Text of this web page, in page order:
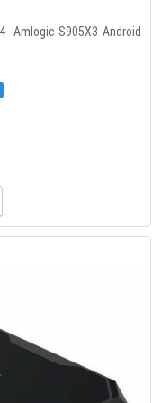
Amlogic S905X3 Android